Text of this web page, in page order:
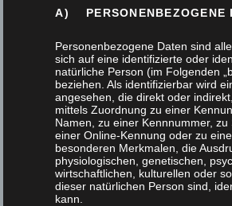
A) PERSONENBEZOGENE
Personenbezogene Daten sind
sich auf eine identifizierte oder
natürliche Person (im Folgenden
beziehen. Als identifizierbar wird
angesehen, die direkt oder
mittels Zuordnung zu einer
Namen, zu einer Kennnummer,
einer Online-Kennung oder zu
besonderen Merkmalen, die
physiologischen, genetischen,
wirtschaftlichen, kulturellen oder
dieser natürlichen Person sind,
kann.